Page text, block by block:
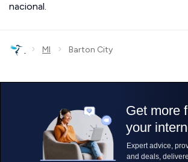
nacional.
› MI › Barton City